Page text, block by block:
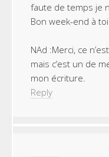
faute de temps je
Bon week-end à toi
NAd :Merci, ce
mais c’est un de
mon écriture.
Reply